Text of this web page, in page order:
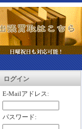
トを見る
ログイン
E-Mailアドレス:
パスワード: